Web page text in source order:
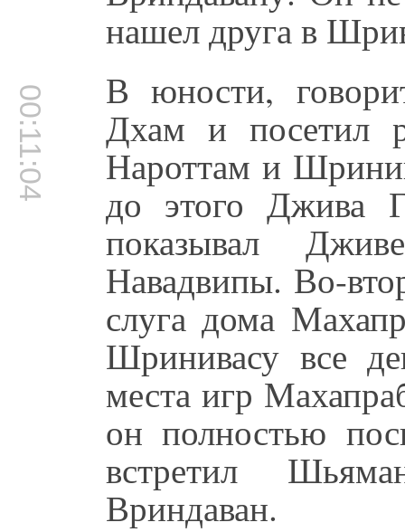
нашел друга в
00:11:04 В юности,
Дхам и посетил
Нароттам и
до этого Джива
показывал
Навадвипы. Во-
слуга дома
Шринивасу все
места игр
он полностью
встретил
Вриндаван.